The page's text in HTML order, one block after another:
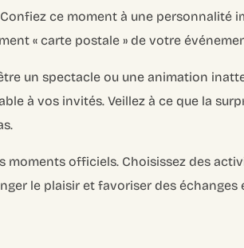
ce moment à une personnalité
« carte postale » de votre
un spectacle ou une animation
à vos invités. Veillez à ce que la
moments officiels. Choisissez des
le plaisir et favoriser des